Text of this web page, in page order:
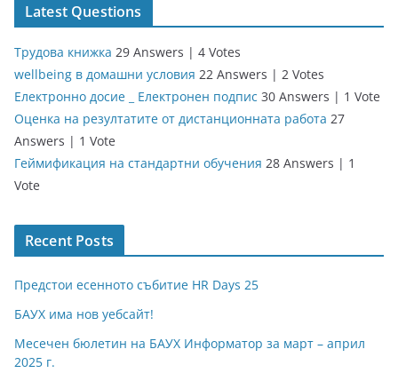
Latest Questions
Трудова книжка 29 Answers | 4 Votes
wellbeing в домашни условия 22 Answers | 2 Votes
Електронно досие _ Електронен подпис 30 Answers | 1 Vote
Оценка на резултатите от дистанционната работа 27
Answers | 1 Vote
Геймификация на стандартни обучения 28 Answers | 1
Vote
Recent Posts
Предстои есенното събитие HR Days 25
БАУХ има нов уебсайт!
Месечен бюлетин на БАУХ Информатор за март – април
2025 г.